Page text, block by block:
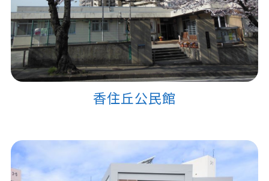
香住丘公民館